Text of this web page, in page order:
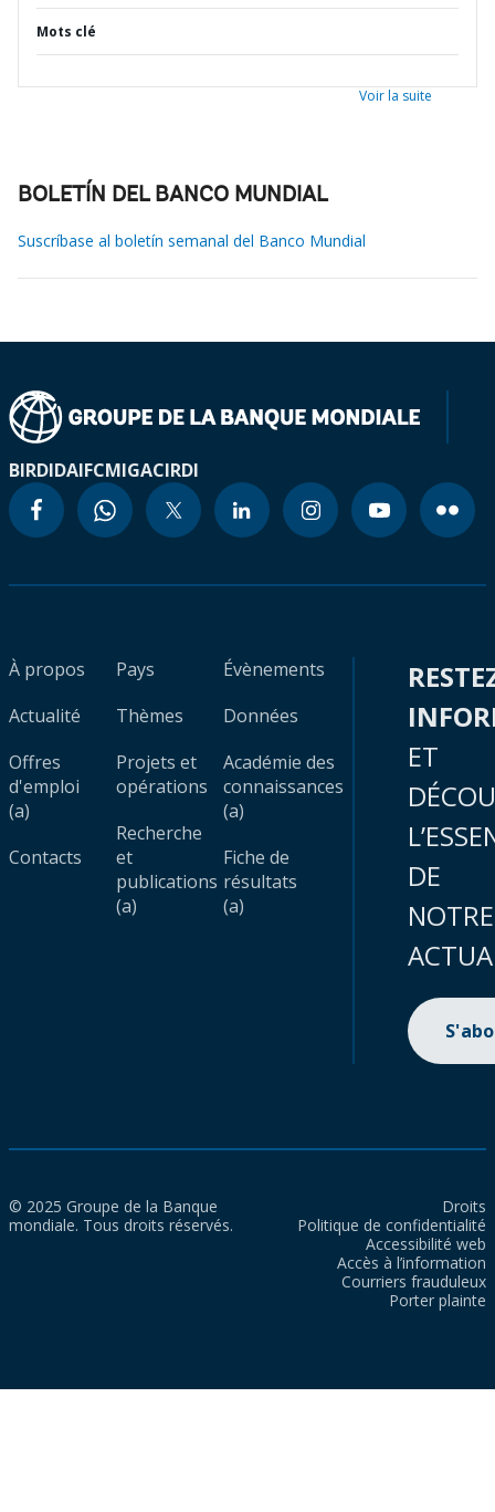
Mots clé
Voir la suite
BOLETÍN DEL BANCO MUNDIAL
Suscríbase al boletín semanal del Banco Mundial
BIRDIDAIFCMIGACIRDI
À propos
Actualité
Offres
d'emploi
(a)
Contacts
Pays
Thèmes
Projets et
opérations
Recherche
et
publications
(a)
Évènements
Données
Académie des
connaissances
(a)
Fiche de
résultats
(a)
ET
DE
NOTRE
© 2025 Groupe de la Banque
mondiale. Tous droits réservés.
Droits
Politique de confidentialité
Accessibilité web
Accès à l’information
Courriers frauduleux
Porter plainte